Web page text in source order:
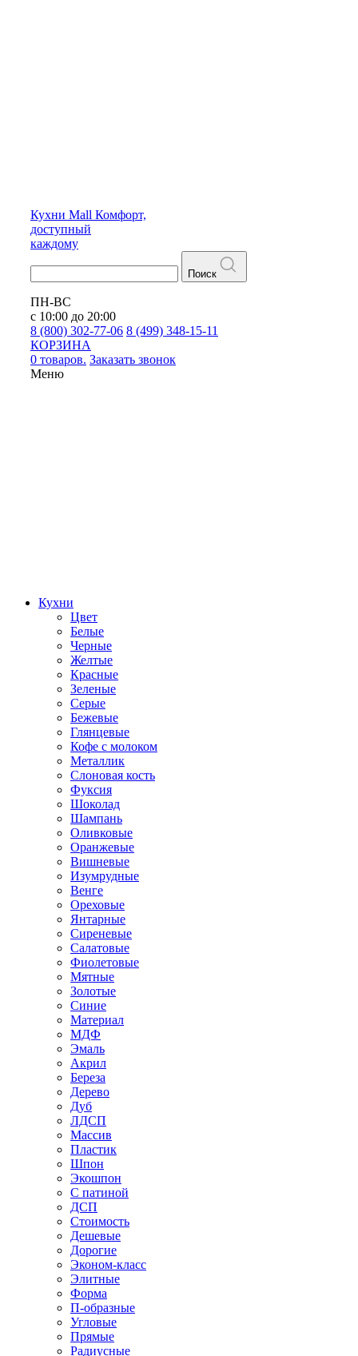
Кухни Mall Комфорт,
доступный
каждому
Поиск
ПН-ВС
с 10:00 до 20:00
8 (800) 302-77-06 8 (499) 348-15-11
КОРЗИНА
0 товаров. Заказать звонок
Меню
Кухни
Цвет
Белые
Черные
Желтые
Красные
Зеленые
Серые
Бежевые
Глянцевые
Кофе с молоком
Металлик
Слоновая кость
Фуксия
Шоколад
Шампань
Оливковые
Оранжевые
Вишневые
Изумрудные
Венге
Ореховые
Янтарные
Сиреневые
Салатовые
Фиолетовые
Мятные
Золотые
Синие
Материал
МДФ
Эмаль
Акрил
Береза
Дерево
Дуб
ЛДСП
Массив
Пластик
Шпон
Экошпон
С патиной
ДСП
Стоимость
Дешевые
Дорогие
Эконом-класс
Элитные
Форма
П-образные
Угловые
Прямые
Радиусные